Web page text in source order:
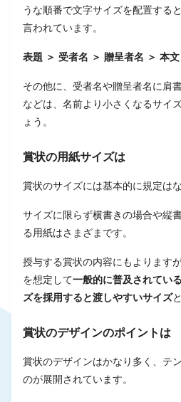
うな順番で文字サイズを配置する
言われています。
表題 ＞ 受者名 ＞ 贈呈者名 ＞ 本
その他に、受者名や贈呈者名に肩
などは、名前より小さくなるサイ
ょう。
賞状の用紙サイズは
賞状のサイズには基本的に規定は
サイズに限らず横書きの場合や縦
る用紙はさまざまです。
授与する賞状の内容にもよります
を想定して一般的に普及されてい
ズを採用すると渡しやすいサイズ
賞状のデザインのポイントは
賞状のデザインはかなり多く、テ
のが展開されています。